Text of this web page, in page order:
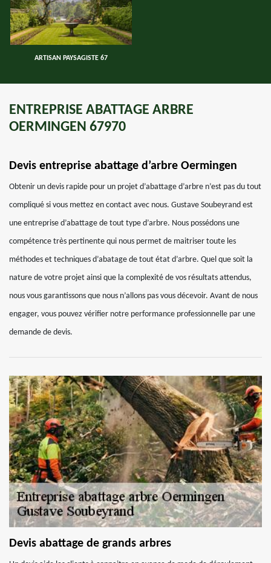
ARTISAN PAYSAGISTE 67
ENTREPRISE ABATTAGE ARBRE
OERMINGEN 67970
Devis entreprise abattage d’arbre Oermingen
Obtenir un devis rapide pour un projet d’abattage d’arbre n’est pas du tout
compliqué si vous mettez en contact avec nous. Gustave Soubeyrand est
une entreprise d’abattage de tout type d’arbre. Nous possédons une
compétence très pertinente qui nous permet de maitriser toute les
méthodes et techniques d’abatage de tout état d’arbre. Quel que soit la
nature de votre projet ainsi que la complexité de vos résultats attendus,
nous vous garantissons que nous n’allons pas vous décevoir. Avant de nous
engager, vous pouvez vérifier notre performance professionnelle par une
demande de devis.
Devis abattage de grands arbres